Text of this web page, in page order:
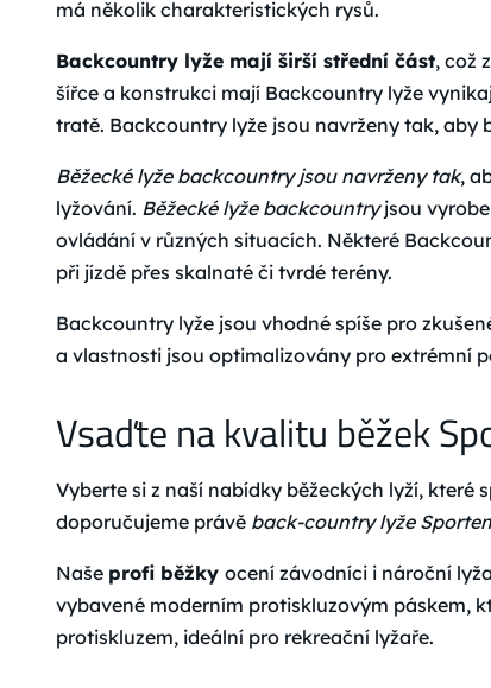
má několik charakteristických rysů.
Backcountry lyže mají širší střední část, což
šířce a konstrukci mají Backcountry lyže
tratě. Backcountry lyže jsou navrženy tak,
Běžecké lyže backcountry jsou navrženy tak,
lyžování. Běžecké lyže backcountryjsou
ovládání v různých situacích. Některé
při jízdě přes skalnaté či tvrdé terény.
Backcountry lyže jsou vhodné spíše pro
a vlastnosti jsou optimalizovány pro extrémní
Vsaďte na kvalitu běžek
Vyberte si z naší nabídky běžeckých lyží,
doporučujeme právě back-country lyže Sporten
Naše profi běžky ocení závodníci i nároční
vybavené moderním protiskluzovým páskem,
protiskluzem, ideální pro rekreační lyžaře.